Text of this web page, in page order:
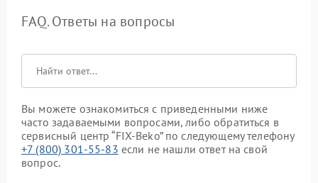
FAQ. Ответы на вопросы
Вы можете ознакомиться с приведенными ниже
часто задаваемыми вопросами, либо обратиться в
сервисный центр “FIX-Beko” по следующему телефону
+7 (800) 301-55-83 если не нашли ответ на свой
вопрос.